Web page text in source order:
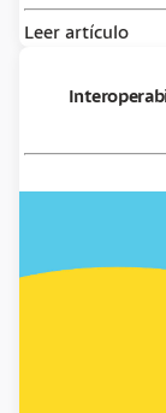
Leer artículo